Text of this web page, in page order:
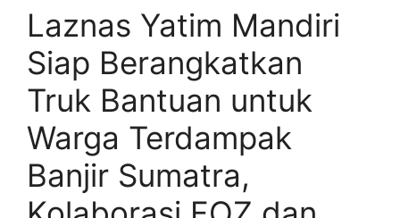
Laznas Yatim Mandiri
Siap Berangkatkan
Truk Bantuan untuk
Warga Terdampak
Banjir Sumatra,